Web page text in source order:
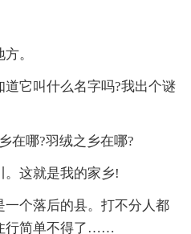
。
它叫什么名字吗?我出个谜
在哪?羽绒之乡在哪?
这就是我的家乡!
一个落后的县。打不分人都
行简单不得了……